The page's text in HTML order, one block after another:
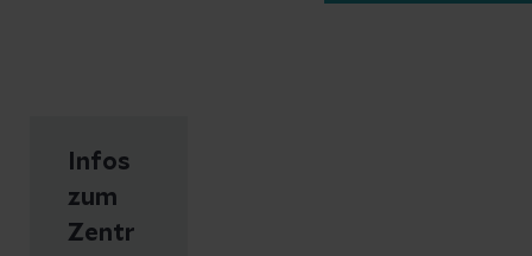
Infos
zum
Zentr